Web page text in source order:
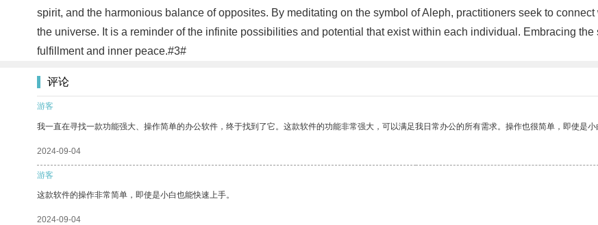
spirit, and the harmonious balance of opposites. By meditating on the symbol of Aleph, practitioners seek to
the universe. It is a reminder of the infinite possibilities and potential that exist within each individual. Embracing
fulfillment and inner peace.#3#
评论
游客
我一直在寻找一款功能强大、操作简单的办公软件，终于找到了它。这款软件的功能非常强大，可以满足我日常办公的所有需求。操作也很简单，即使是小
2024-09-04
游客
这款软件的操作非常简单，即使是小白也能快速上手。
2024-09-04